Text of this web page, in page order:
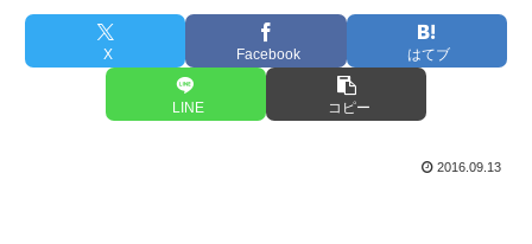
X Facebook はてブ
LINE コピー
2016.09.13